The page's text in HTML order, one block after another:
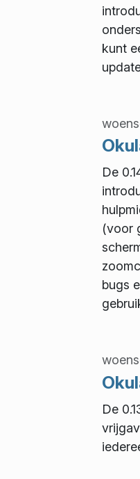
kunt
De
(voor
bugs
De